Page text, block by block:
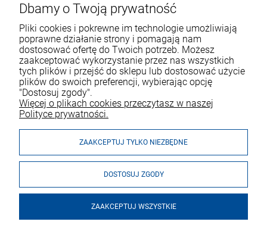
VOICESHOP.PL
ZAKUPY
Dbamy o Twoją prywatność
Pliki cookies i pokrewne im technologie umożliwiają
poprawne działanie strony i pomagają nam
dostosować ofertę do Twoich potrzeb. Możesz
zaakceptować wykorzystanie przez nas wszystkich
tych plików i przejść do sklepu lub dostosować użycie
plików do swoich preferencji, wybierając opcję
"Dostosuj zgody".
Więcej o plikach cookies przeczytasz w naszej
Polityce prywatności.
ZAAKCEPTUJ TYLKO NIEZBĘDNE
DOSTOSUJ ZGODY
ZAAKCEPTUJ WSZYSTKIE